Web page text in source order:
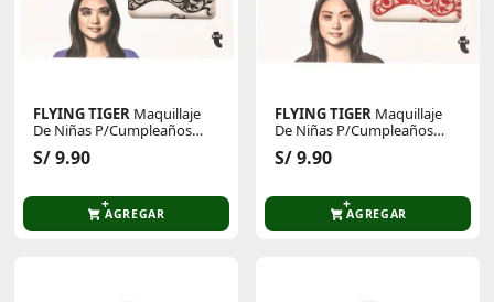
FLYING TIGER Maquillaje
De Niñas P/Cumpleaños
S/ 9.90
AGREGAR
FLYING TIGER Maquillaje
De Niñas P/Cumpleaños
S/ 9.90
AGREGAR